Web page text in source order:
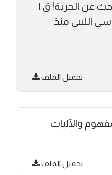
عن الحرية! ق ا
الليبي منذ
تحميل الملف
والآليات
تحميل الملف